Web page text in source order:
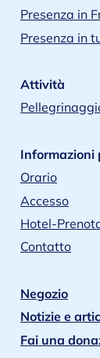
Presenza in
Presenza in
Attività
Informazioni
Orario
Accesso
Hotel-
Contatto
Negozio
Notizie e
Fai una